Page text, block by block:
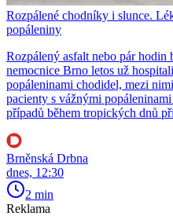
Rozpálené chodníky i slunce.
popáleniny
Rozpálený asfalt nebo pár
nemocnice Brno letos už
popáleninami chodidel, mezi
pacienty s vážnými
případů během tropických dnů
Brněnská Drbna
dnes, 12:30
2 min
Reklama